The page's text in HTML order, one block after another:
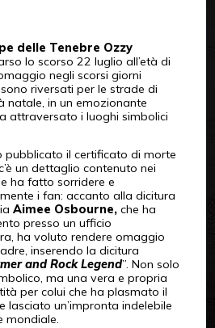
delle Tenebre Ozzy
lo scorso 22 luglio all’età di
negli scorsi giorni
riversati per le strade di
natale, in un emozionante
attraversato i luoghi simbolici
pubblicato il certificato di morte
un dettaglio contenuto nei
ha fatto sorridere e
i fan: accanto alla dicitura
Aimee Osbourne, che ha
presso un ufficio
ha voluto rendere omaggio
inserendo la dicitura
and Rock Legend”. Non solo
ma una vera e propria
per colui che ha plasmato il
lasciato un’impronta indelebile
mondiale.